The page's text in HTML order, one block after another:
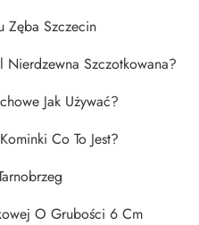
Zęba Szczecin
Nierdzewna Szczotkowana?
Jak Używać?
Co To Jest?
O Grubości 6 Cm